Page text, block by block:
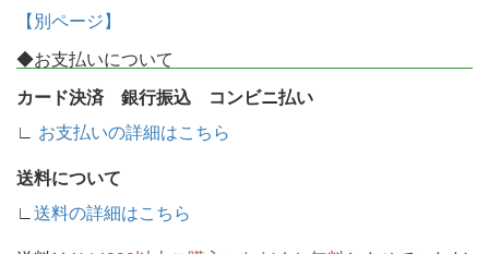
【別ページ】
◆お支払いについて
カード決済 銀行振込 コンビニ払い
∟ お支払いの詳細はこちら
送料について
∟送料の詳細はこちら